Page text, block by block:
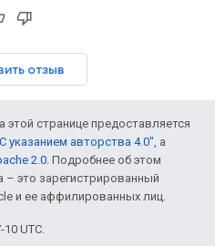
отзыв
этой странице предоставляется
указанием авторства 4.0", а
2.0. Подробнее об этом
– это зарегистрированный
и ее аффилированных лиц.
UTC.